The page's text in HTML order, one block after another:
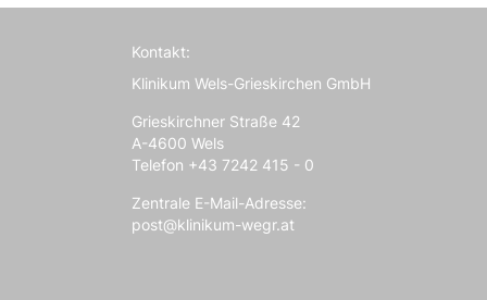
Kontakt:
Klinikum Wels-Grieskirchen GmbH
Grieskirchner Straße 42
A-4600 Wels
Telefon +43 7242 415 - 0
Zentrale E-Mail-Adresse:
post@klinikum-wegr.at